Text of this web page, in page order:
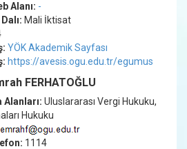
Alanı: -
Mali İktisat
YÖK Akademik Sayfası
https://avesis.ogu.edu.tr/egumus
FERHATOĞLU
Alanları: Uluslararası Vergi Hukuku,
Hukuku
1114